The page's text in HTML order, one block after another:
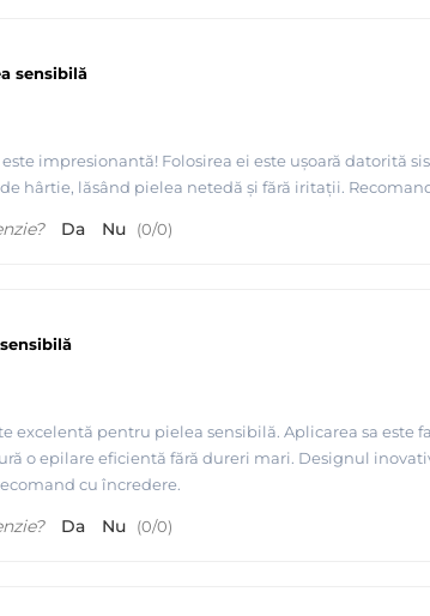
ROLL ON - Quickepil
sensibilă
impresionantă! Folosirea ei este ușoară
hârtie, lăsând pielea netedă și fără iritații.
Da Nu (0/0)
excelentă pentru pielea sensibilă. Aplicarea sa
o epilare eficientă fără dureri mari. Designul
cu încredere.
Da Nu (0/0)